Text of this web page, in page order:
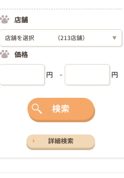
店舗
店舗を選択 （213店舗） ▼
価格
円 円
検索
詳細検索